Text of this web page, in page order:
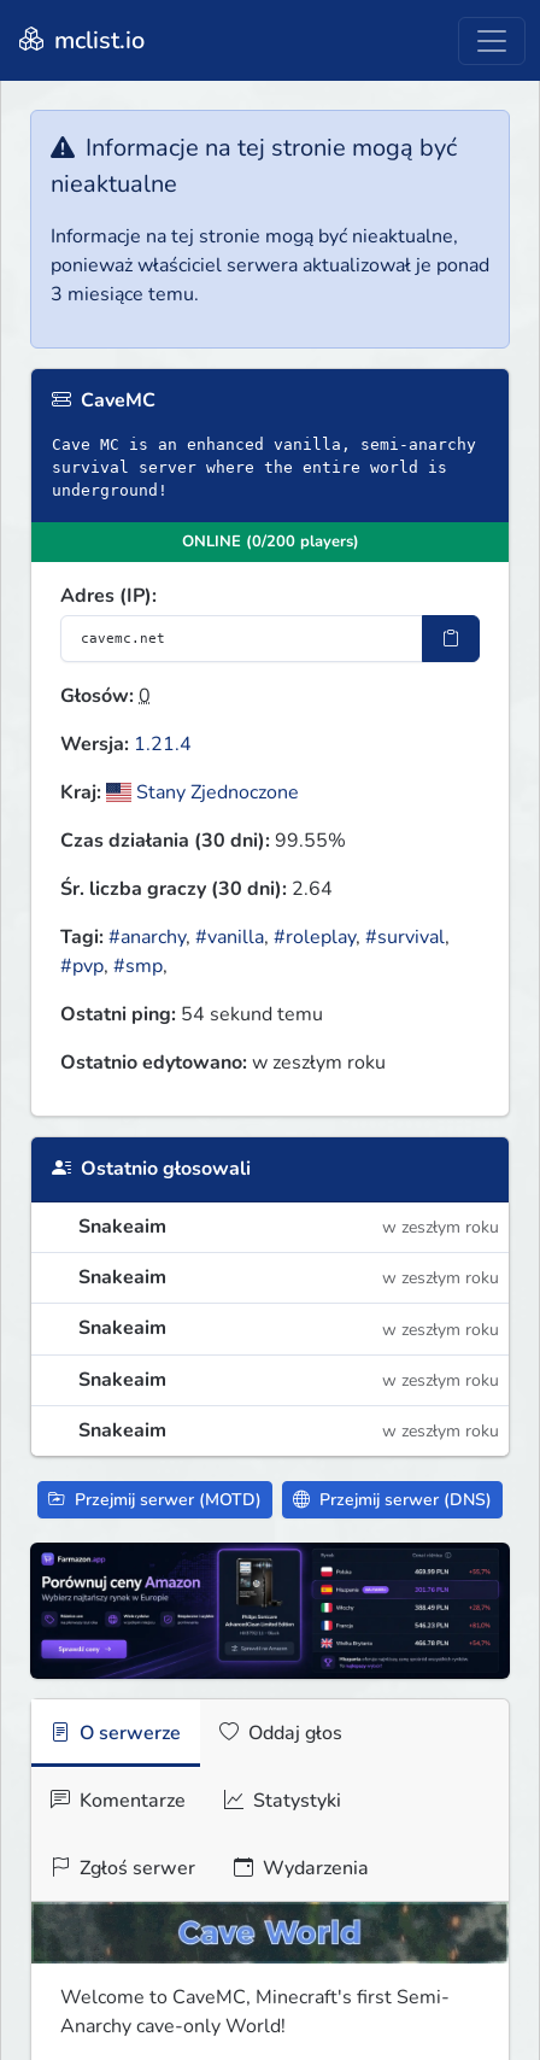
mclist.io
Informacje na tej stronie mogą być
nieaktualne
Informacje na tej stronie mogą być nieaktualne,
ponieważ właściciel serwera aktualizował je ponad
3 miesiące temu.
CaveMC
Cave MC is an enhanced vanilla, semi-anarchy
survival server where the entire world is
underground!
ONLINE (0/200 players)
Adres (IP):
Głosów:0
Wersja: 1.21.4
Kraj:
Stany Zjednoczone
Czas działania (30 dni):99.55%
Śr. liczba graczy (30 dni): 2.64
Tagi:#anarchy, #vanilla, #roleplay, #survival,
#pvp, #smp,
Ostatni ping: 54 sekund temu
Ostatnio edytowano:w zeszłym roku
Ostatnio głosowali
Snakeaim w zeszłym roku
Snakeaim w zeszłym roku
Snakeaim w zeszłym roku
Snakeaim w zeszłym roku
Snakeaim w zeszłym roku
Przejmij serwer (MOTD) Przejmij serwer (DNS)
O serwerze Oddaj głos
Komentarze Statystyki
Zgłoś serwer Wydarzenia
Welcome to CaveMC, Minecraft's first Semi-
Anarchy cave-only World!